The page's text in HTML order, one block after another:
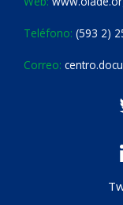
Teléfono: (593 2)
Correo: